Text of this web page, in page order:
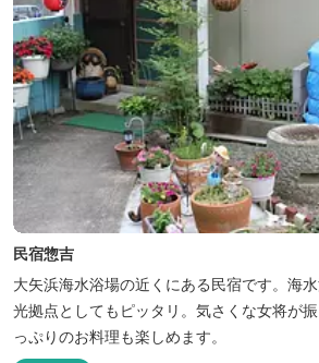
民宿惣吉
大矢浜海水浴場の近くにある民宿です。海
光拠点としてもピッタリ。気さくな女将が
っぷりのお料理も楽しめます。